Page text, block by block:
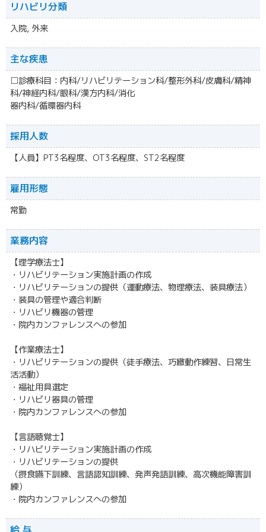
リハビリ分類
入院, 外来
主な疾患
□診療科目：内科/リハビリテーション科/整形外科/皮膚科/精神
科/神経内科/眼科/漢方内科/消化
器内科/循環器内科
採用人数
【人員】PT3名程度、OT3名程度、ST2名程度
雇用形態
常勤
業務内容
【理学療法士】
・リハビリテーション実施計画の作成
・リハビリテーションの提供（運動療法、物理療法、装具療法）
・装具の管理や適合判断
・リハビリ機器の管理
・院内カンファレンスへの参加
【作業療法士】
・リハビリテーションの提供（徒手療法、巧緻動作練習、日常生
活活動）
・福祉用具選定
・リハビリ器具の管理
・院内カンファレンスへの参加
【言語聴覚士】
・リハビリテーション実施計画の作成
・リハビリテーションの提供
（摂食嚥下訓練、言語認知訓練、発声発語訓練、高次機能障害訓
練）
・院内カンファレンスへの参加